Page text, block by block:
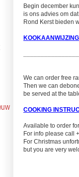
Begin december
is ons advies om
Rond Kerst bieden
We can order free
Then we can
be served at the
COOKING
Available to order for
For info please call
For Christmas
but you are very